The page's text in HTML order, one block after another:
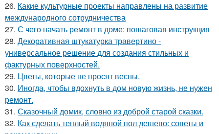
26. Какие культурные проекты направлены на развитие
международного сотрудничества
27. С чего начать ремонт в доме: пошаговая инструкция
28. Декоративная штукатурка травертино -
универсальное решение для создания стильных и
фактурных поверхностей.
29. Цветы, которые не просят весны.
30. Иногда, чтобы вдохнуть в дом новую жизнь, не нужен
ремонт.
31. Сказочный домик, словно из доброй старой сказки.
32. Как сделать теплый водяной пол дешево: советы и